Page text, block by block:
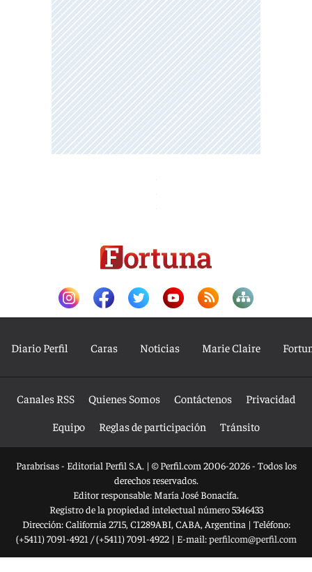
Diario Perfil Caras Noticias Marie Claire
Canales RSS Quienes Somos Contáctenos
Privacidad
Equipo
Reglas de participación Tránsito
Parabrisas - Editorial Perfil S.A. | © Perfil.com 2006-2026 - Todos los
derechos reservados.
Editor responsable: María José Bonacifa.
Registro de la propiedad intelectual número 5346433
Dirección:California 2715, C1289ABI, CABA, Argentina | Teléfono:
(+5411) 7091-4921 /(+5411) 7091-4922| E-mail:perfilcom@perfil.com